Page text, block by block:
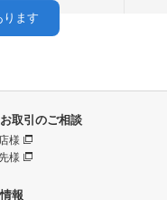
ります
取引のご相談
様
様
報